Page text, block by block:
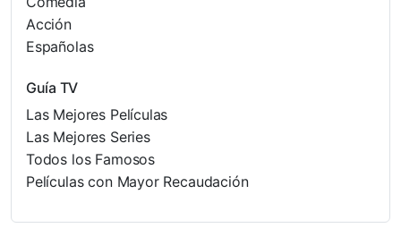
Acción
Españolas
Guía TV
Las Mejores Películas
Las Mejores Series
Todos los Famosos
Películas con Mayor Recaudación